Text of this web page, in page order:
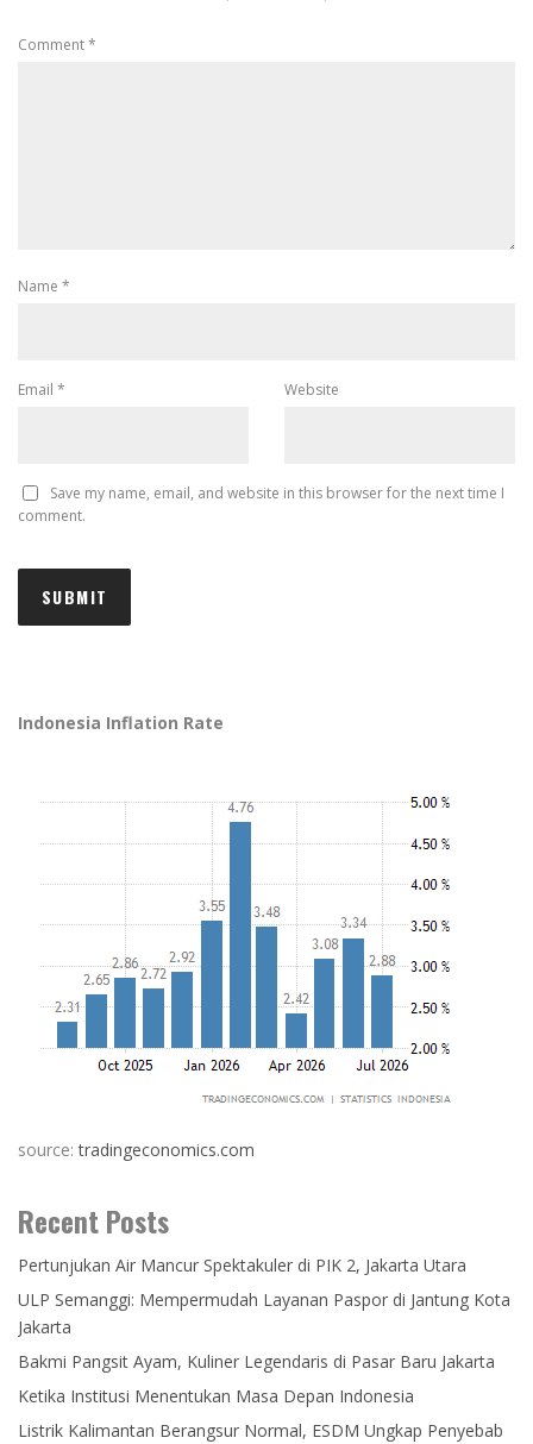
Comment*
Name *
Email * Website
Save my name, email, and website in this browser for the next time I
comment.
Indonesia Inflation Rate
source:tradingeconomics.com
Recent Posts
Pertunjukan Air Mancur Spektakuler di PIK 2, Jakarta Utara
ULP Semanggi: Mempermudah Layanan Paspor di Jantung Kota
Jakarta
Bakmi Pangsit Ayam, Kuliner Legendaris di Pasar Baru Jakarta
Ketika Institusi Menentukan Masa Depan Indonesia
Listrik Kalimantan Berangsur Normal, ESDM Ungkap Penyebab